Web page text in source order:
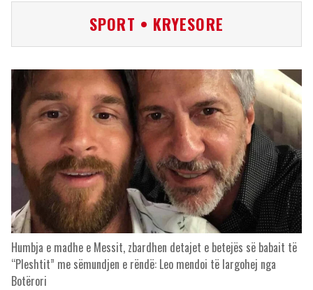
SPORT • KRYESORE
Humbja e madhe e Messit, zbardhen detajet e betejës së babait të
“Pleshtit” me sëmundjen e rëndë: Leo mendoi të largohej nga
Botërori